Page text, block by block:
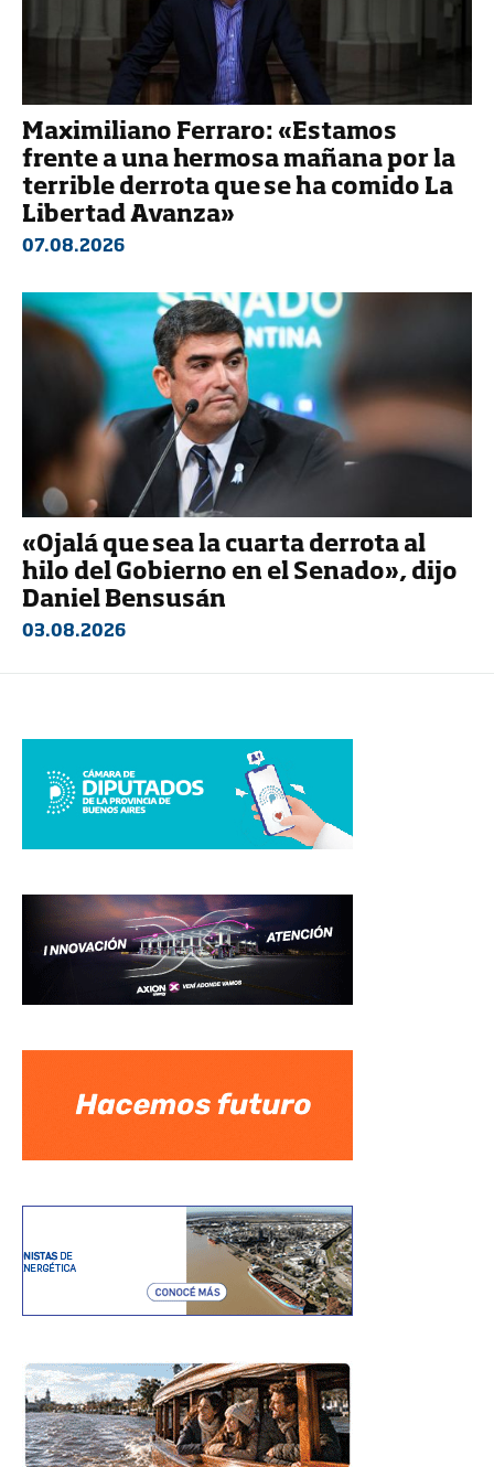
Maximiliano Ferraro: «Estamos
frente a una hermosa mañana por la
terrible derrota que se ha comido La
Libertad Avanza»
07.08.2026
«Ojalá que sea la cuarta derrota al
hilo del Gobierno en el Senado», dijo
Daniel Bensusán
03.08.2026